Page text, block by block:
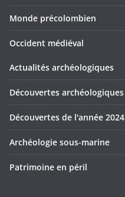
Monde précolombien
Occident médiéval
Actualités archéologiques
Découvertes archéologiques
Découvertes de l'année 2024
Archéologie sous-marine
Patrimoine en péril